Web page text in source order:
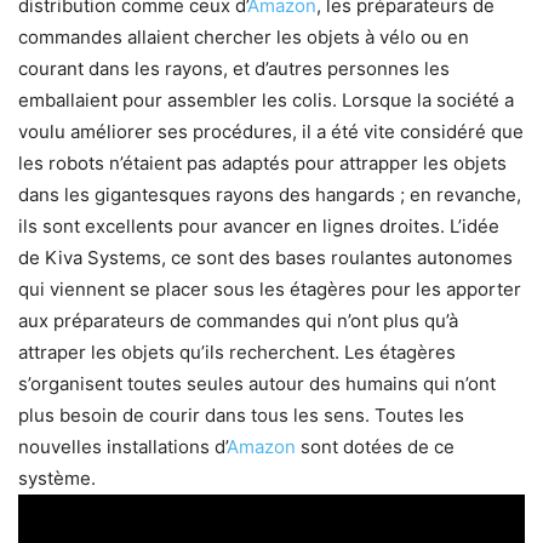
distribution comme ceux d’Amazon, les préparateurs de
commandes allaient chercher les objets à vélo ou en
courant dans les rayons, et d’autres personnes les
emballaient pour assembler les colis. Lorsque la société a
voulu améliorer ses procédures, il a été vite considéré que
les robots n’étaient pas adaptés pour attrapper les objets
dans les gigantesques rayons des hangards ; en revanche,
ils sont excellents pour avancer en lignes droites. L’idée
de Kiva Systems, ce sont des bases roulantes autonomes
qui viennent se placer sous les étagères pour les apporter
aux préparateurs de commandes qui n’ont plus qu’à
attraper les objets qu’ils recherchent. Les étagères
s’organisent toutes seules autour des humains qui n’ont
plus besoin de courir dans tous les sens. Toutes les
nouvelles installations d’Amazon sont dotées de ce
système.